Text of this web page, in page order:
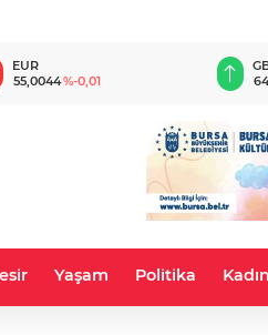
EUR
55,0044%-0,01
Yaşam Politika